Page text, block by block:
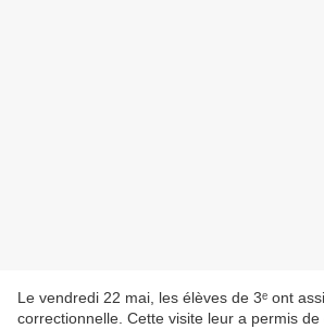
Le vendredi 22 mai, les élèves de 3ᵉ ont
correctionnelle. Cette visite leur a permis